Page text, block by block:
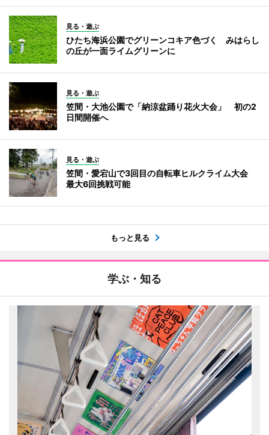
見る・遊ぶ
ひたち海浜公園でグリーンコキア色づく みはらし
の丘が一面ライムグリーンに
見る・遊ぶ
笠間・大池公園で「納涼盆踊り花火大会」 初の2
日間開催へ
見る・遊ぶ
笠間・愛宕山で3回目の自転車ヒルクライム大会
最大6回挑戦可能
もっと見る
学ぶ・知る